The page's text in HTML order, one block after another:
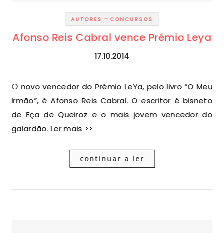
AUTORES - CONCURSOS
Afonso Reis Cabral vence Prémio Leya
17.10.2014
O novo vencedor do Prémio LeYa, pelo livro “O Meu
Irmão”, é Afonso Reis Cabral. O escritor é bisneto
de Eça de Queiroz e o mais jovem vencedor do
galardão. Ler mais >>
continuar a ler